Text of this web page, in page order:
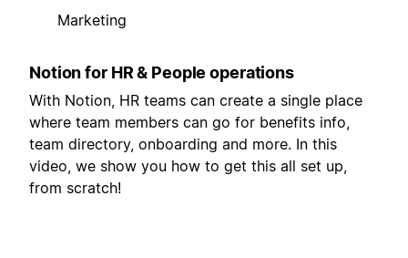
Marketing
Notion for HR & People operations
With Notion, HR teams can create a single place
where team members can go for benefits info,
team directory, onboarding and more. In this
video, we show you how to get this all set up,
from scratch!